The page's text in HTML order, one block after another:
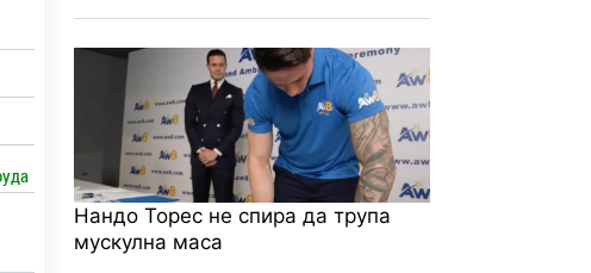
Нандо Торес не спира да трупа
мускулна маса